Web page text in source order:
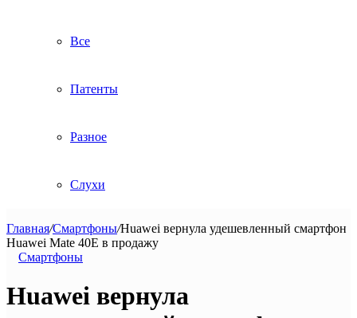
Все
Патенты
Разное
Слухи
Главная/Смартфоны/Huawei вернула удешевленный смартфон
Huawei Mate 40E в продажу
Смартфоны
Huawei вернула